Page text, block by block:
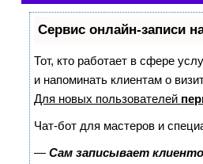
Сервис онлайн-записи
Тот, кто работает в сфере
и напоминать клиентам о
Для новых пользователей
Чат-бот для мастеров и
—Сам записывает